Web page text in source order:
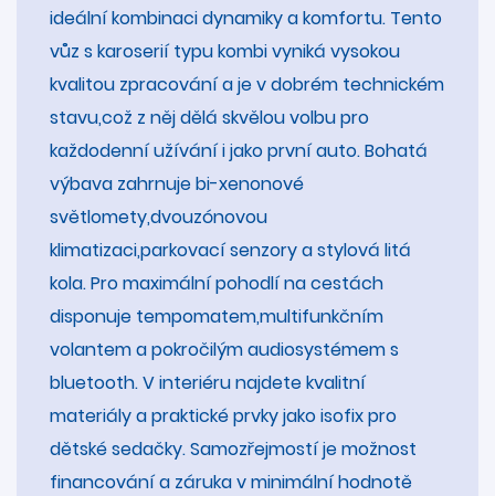
ideální kombinaci dynamiky a komfortu. Tento
vůz s karoserií typu kombi vyniká vysokou
kvalitou zpracování a je v dobrém technickém
stavu,což z něj dělá skvělou volbu pro
každodenní užívání i jako první auto. Bohatá
výbava zahrnuje bi-xenonové
světlomety,dvouzónovou
klimatizaci,parkovací senzory a stylová litá
kola. Pro maximální pohodlí na cestách
disponuje tempomatem,multifunkčním
volantem a pokročilým audiosystémem s
bluetooth. V interiéru najdete kvalitní
materiály a praktické prvky jako isofix pro
dětské sedačky. Samozřejmostí je možnost
financování a záruka v minimální hodnotě